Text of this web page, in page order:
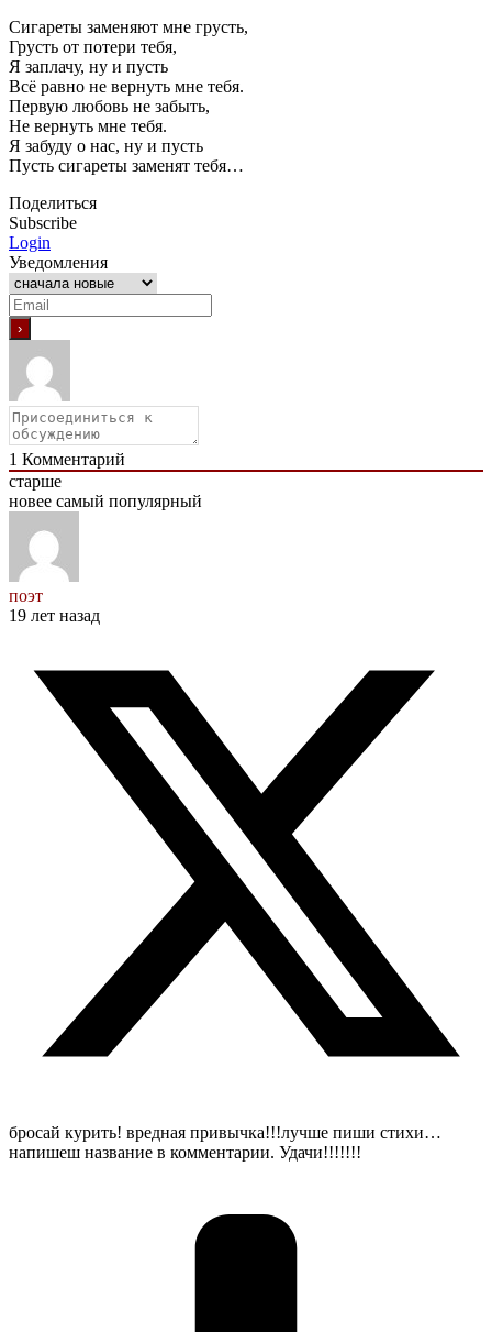
Сигареты заменяют мне грусть,
Грусть от потери тебя,
Я заплачу, ну и пусть
Всё равно не вернуть мне тебя.
Первую любовь не забыть,
Не вернуть мне тебя.
Я забуду о нас, ну и пусть
Пусть сигареты заменят тебя…
Поделиться
Subscribe
Login
Уведомления
1 Комментарий
старше
новее самый популярный
поэт
19 лет назад
бросай курить! вредная привычка!!!лучше пиши стихи…
напишеш название в комментарии. Удачи!!!!!!!